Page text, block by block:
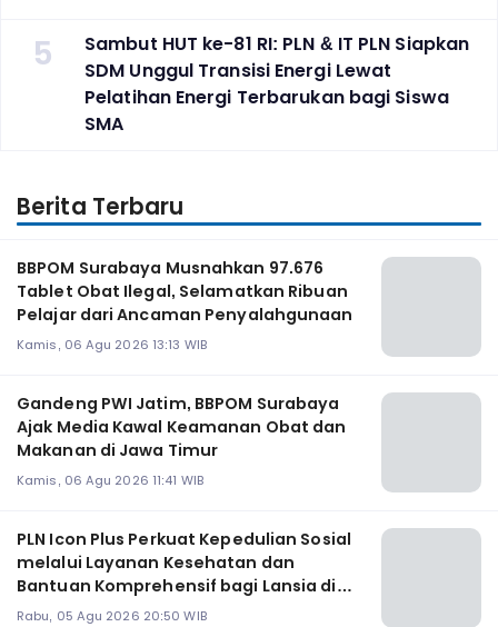
5
Sambut HUT ke-81 RI: PLN & IT PLN Siapkan
SDM Unggul Transisi Energi Lewat
Pelatihan Energi Terbarukan bagi Siswa
SMA
Berita Terbaru
BBPOM Surabaya Musnahkan 97.676
Tablet Obat Ilegal, Selamatkan Ribuan
Pelajar dari Ancaman Penyalahgunaan
Kamis, 06 Agu 2026 13:13 WIB
Gandeng PWI Jatim, BBPOM Surabaya
Ajak Media Kawal Keamanan Obat dan
Makanan di Jawa Timur
Kamis, 06 Agu 2026 11:41 WIB
PLN Icon Plus Perkuat Kepedulian Sosial
melalui Layanan Kesehatan dan
Bantuan Komprehensif bagi Lansia di
Malang
Rabu, 05 Agu 2026 20:50 WIB